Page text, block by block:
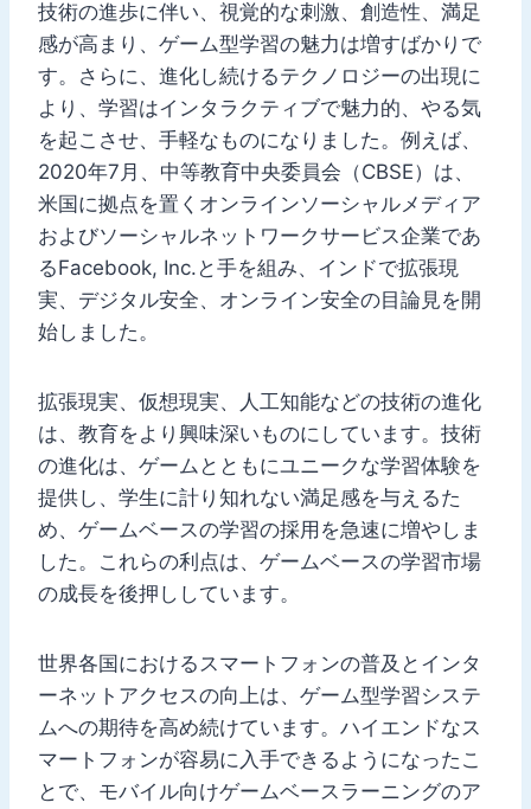
技術の進歩に伴い、視覚的な刺激、創造性、満足
感が高まり、ゲーム型学習の魅力は増すばかりで
す。さらに、進化し続けるテクノロジーの出現に
より、学習はインタラクティブで魅力的、やる気
を起こさせ、手軽なものになりました。例えば、
2020年7月、中等教育中央委員会（CBSE）は、
米国に拠点を置くオンラインソーシャルメディア
およびソーシャルネットワークサービス企業であ
るFacebook, Inc.と手を組み、インドで拡張現
実、デジタル安全、オンライン安全の目論見を開
始しました。
拡張現実、仮想現実、人工知能などの技術の進化
は、教育をより興味深いものにしています。技術
の進化は、ゲームとともにユニークな学習体験を
提供し、学生に計り知れない満足感を与えるた
め、ゲームベースの学習の採用を急速に増やしま
した。これらの利点は、ゲームベースの学習市場
の成長を後押ししています。
世界各国におけるスマートフォンの普及とインタ
ーネットアクセスの向上は、ゲーム型学習システ
ムへの期待を高め続けています。ハイエンドなス
マートフォンが容易に入手できるようになったこ
とで、モバイル向けゲームベースラーニングのア